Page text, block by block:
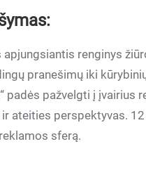
renginys
pranešimų iki
padės pažvelgti į
ateities perspektyvas.
sferą.